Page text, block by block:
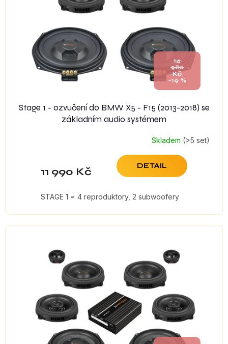
14
980
Kč
–19 %
Stage 1 - ozvučení do BMW X5 - F15 (2013-2018) se
základním audio systémem
Skladem (>5 set)
11 990 Kč DETAIL
STAGE 1 = 4 reproduktory, 2 subwoofery